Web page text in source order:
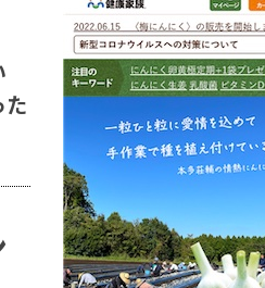
た